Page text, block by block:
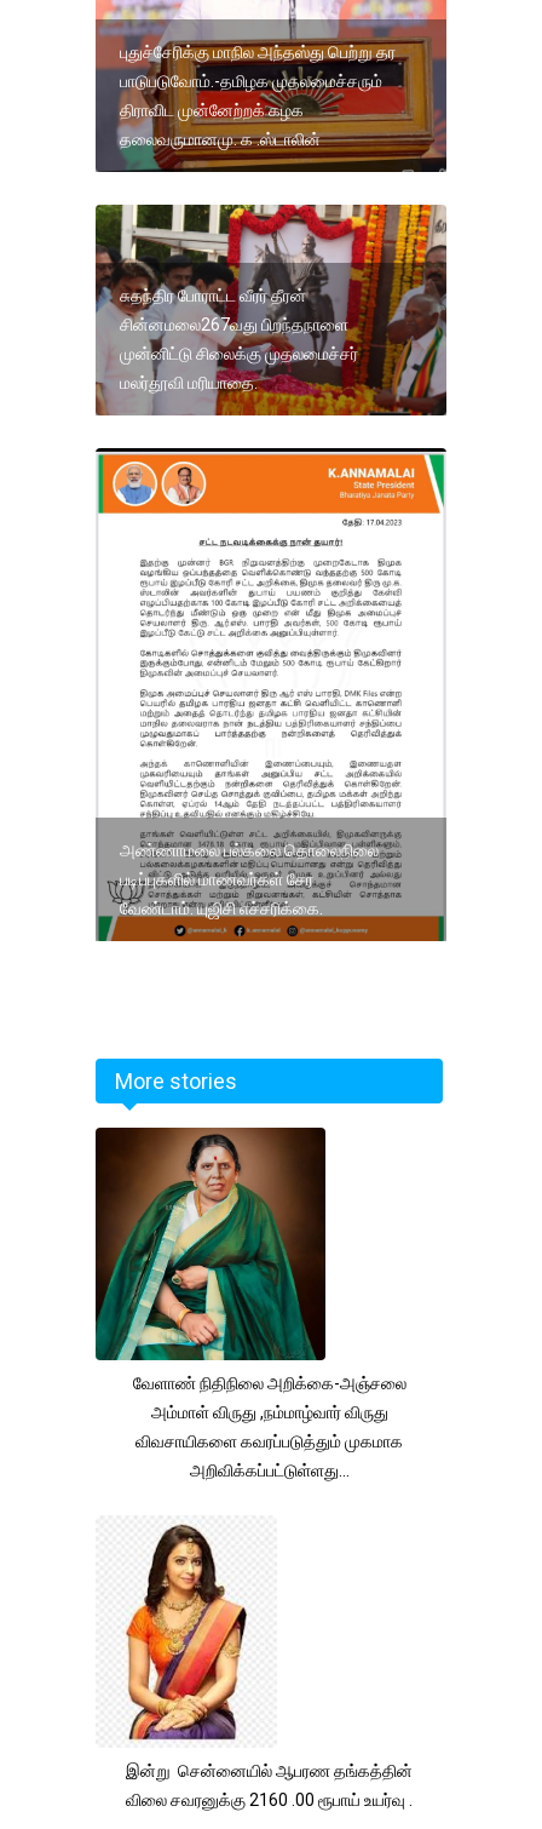
புதுச்சேரிக்கு மாநில அந்தஸ்து பெற்று தர
பாடுபடுவோம்.-தமிழக முதலமைச்சரும்
திராவிட முன்னேற்றக் கழக
தலைவருமானமு. க .ஸ்டாலின்
சுதந்திர போராட்ட வீரர் தீரன்
சின்னமலை267வது பிறந்தநாளை
முன்னிட்டு சிலைக்கு முதலமைச்சர்
மலர்தூவி மரியாதை.
அண்ணாமலை பல்கலை தொலைநிலை
படிப்புகளில் மாணவர்கள் சேர
வேண்டாம். யுஜிசி எச்சரிக்கை.
More stories
வேளாண் நிதிநிலை அறிக்கை-அஞ்சலை
அம்மாள் விருது ,நம்மாழ்வார் விருது
விவசாயிகளை கவரப்படுத்தும் முகமாக
அறிவிக்கப்பட்டுள்ளது...
இன்று சென்னையில் ஆபரண தங்கத்தின்
விலை சவரனுக்கு 2160 .00 ரூபாய் உயர்வு .